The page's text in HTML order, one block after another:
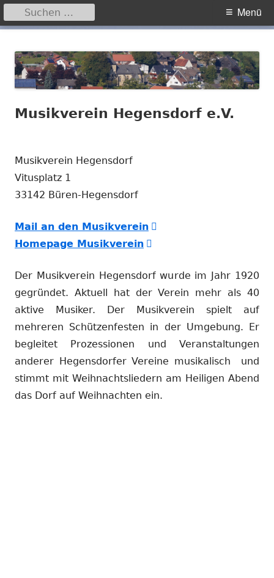
zum
Inhalt
Primäres
Menü
Suchen
nach:
Musikverein Hegensdorf e.V.
Musikverein Hegensdorf
Vitusplatz 1
33142 Büren-Hegensdorf
Mail an den Musikverein
öffnen
Homepage Musikverein
Fenster
öffnen
Der Musikverein Hegensdorf wurde im Jahr 1920
gegründet. Aktuell hat der Verein mehr als 40
aktive Musiker. Der Musikverein spielt auf
mehreren Schützenfesten in der Umgebung. Er
begleitet Prozessionen und Veranstaltungen
anderer Hegensdorfer Vereine musikalisch und
stimmt mit Weihnachtsliedern am Heiligen Abend
das Dorf auf Weihnachten ein.